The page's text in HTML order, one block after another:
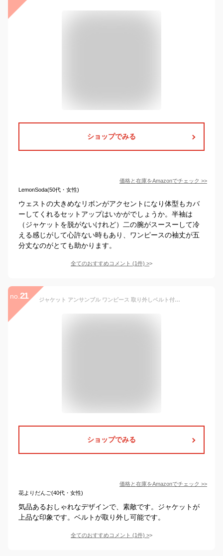
ショップでみる
価格と在庫をAmazonでチェック >>
LemonSoda(50代・女性)
ウェストの大きめなリボンがアクセントになり体型もカバ
ーしてくれるセットアップはいかがでしょうか。半袖は
（ジャケットを脱がないけれど）二の腕がスースーして冷
える感じがして心許ない時もあり、ワンピースの袖丈が五
分丈なのがとても助かります。
全てのおすすめコメント (1件) >
no. 21 ジャケット アンサンブル ワンピース 取り外しベルト付き セレモニースーツ レディース フォーマル ツイード ノーカラージャケット B-GALLERY クロシロ 9号 130711485
ショップでみる
価格と在庫をAmazonでチェック >>
花よりだんご(40代・女性)
気品あるおしゃれなデザインで、素敵です。ジャケットが
上品な印象です。ベルトが取り外し可能です。
全てのおすすめコメント (1件) >